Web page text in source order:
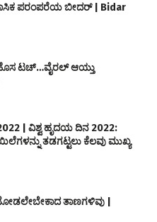
ಪರಂಪರೆಯ ಬೀದರ್ | Bidar
ಹೊಸ ಟಚ್…ವೈರಲ್ ಆಯ್ತು
| ವಿಶ್ವ ಹೃದಯ ದಿನ 2022:
ತಡಗಟ್ಟಲು ಕೆಲವು ಮುಖ್ಯ
ತಾಣಗಳಿವು |